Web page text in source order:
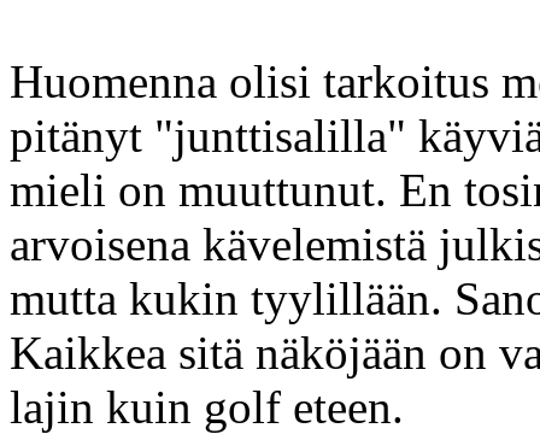
Huomenna olisi tarkoitus
pitänyt "junttisalilla"
mieli on muuttunut. En
arvoisena kävelemistä
mutta kukin tyylillään.
Kaikkea sitä näköjään on
lajin kuin golf eteen.